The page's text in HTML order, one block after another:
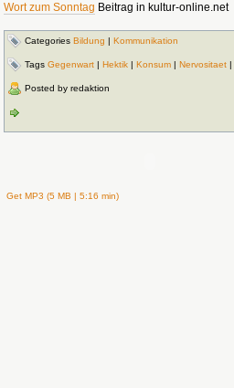
Wort zum Sonntag Beitrag in kultur-online.net
Categories Bildung | Kommunikation
Tags Gegenwart | Hektik | Konsum | Nervositaet |
Posted by redaktion
Get MP3 (5 MB | 5:16 min)